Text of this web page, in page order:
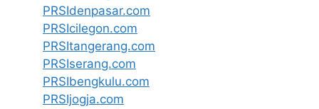
PRSIdenpasar.com
PRSIcilegon.com
PRSItangerang.com
PRSIserang.com
PRSIbengkulu.com
PRSIjogja.com